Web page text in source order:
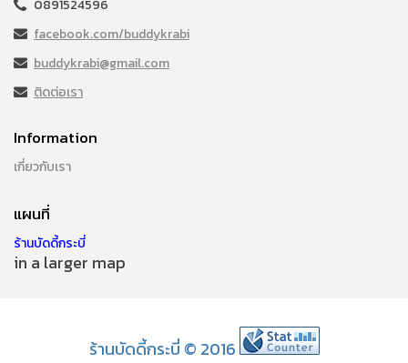
0891524596
facebook.com/buddykrabi
buddykrabi@gmail.com
ติดต่อเรา
Information
เกี่ยวกับเรา
แผนที่
ร้านบัดดี้กระบี่
in a larger map
ร้านบัดดี้กระบี่ © 2016